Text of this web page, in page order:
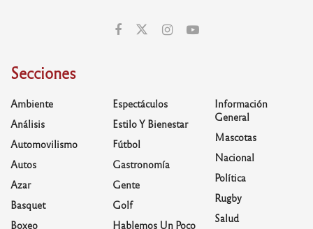
Secciones
Ambiente
Análisis
Automovilismo
Autos
Azar
Basquet
Boxeo
Espectáculos
Estilo Y Bienestar
Fútbol
Gastronomía
Gente
Golf
Hablemos Un Poco
Información
General
Mascotas
Nacional
Política
Rugby
Salud